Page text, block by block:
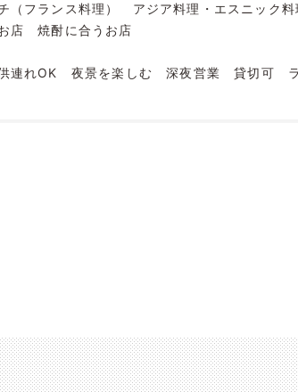
（フランス料理） アジア料理・エスニック料
店
焼酎に合うお店
連れOK 夜景を楽しむ 深夜営業 貸切可